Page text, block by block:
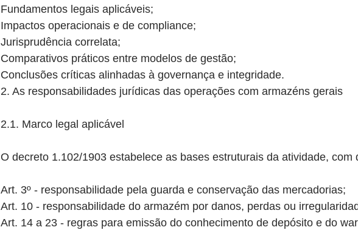
Fundamentos legais aplicáveis;
Impactos operacionais e de compliance;
Jurisprudência correlata;
Comparativos práticos entre modelos de gestão;
Conclusões críticas alinhadas à governança e integridade.
2. As responsabilidades jurídicas das operações com armazéns gerais
2.1. Marco legal aplicável
O decreto 1.102/1903 estabelece as bases estruturais da atividade, com
Art. 3º - responsabilidade pela guarda e conservação das mercadorias;
Art. 10 - responsabilidade do armazém por danos, perdas ou
Art. 14 a 23 - regras para emissão do conhecimento de depósito e do